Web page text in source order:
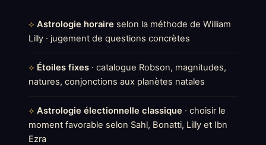
Astrologie horaire selon la méthode de William
Lilly · jugement de questions concrètes
Étoiles fixes · catalogue Robson, magnitudes,
natures, conjonctions aux planètes natales
Astrologie électionnelle classique · choisir le
moment favorable selon Sahl, Bonatti, Lilly et Ibn
Ezra